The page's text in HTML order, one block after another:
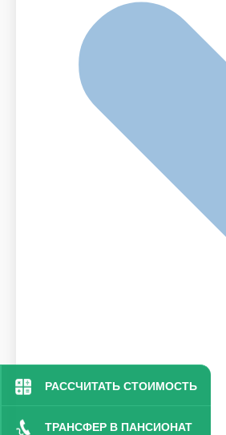
РАССЧИТАТЬ СТОИМОСТЬ
ТРАНСФЕР В ПАНСИОНАТ